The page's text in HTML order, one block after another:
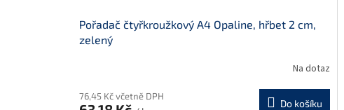
Pořadač čtyřkroužkový A4 Opaline, hřbet 2 cm,
zelený
Na dotaz
76,45 Kč včetně DPH
Do košíku